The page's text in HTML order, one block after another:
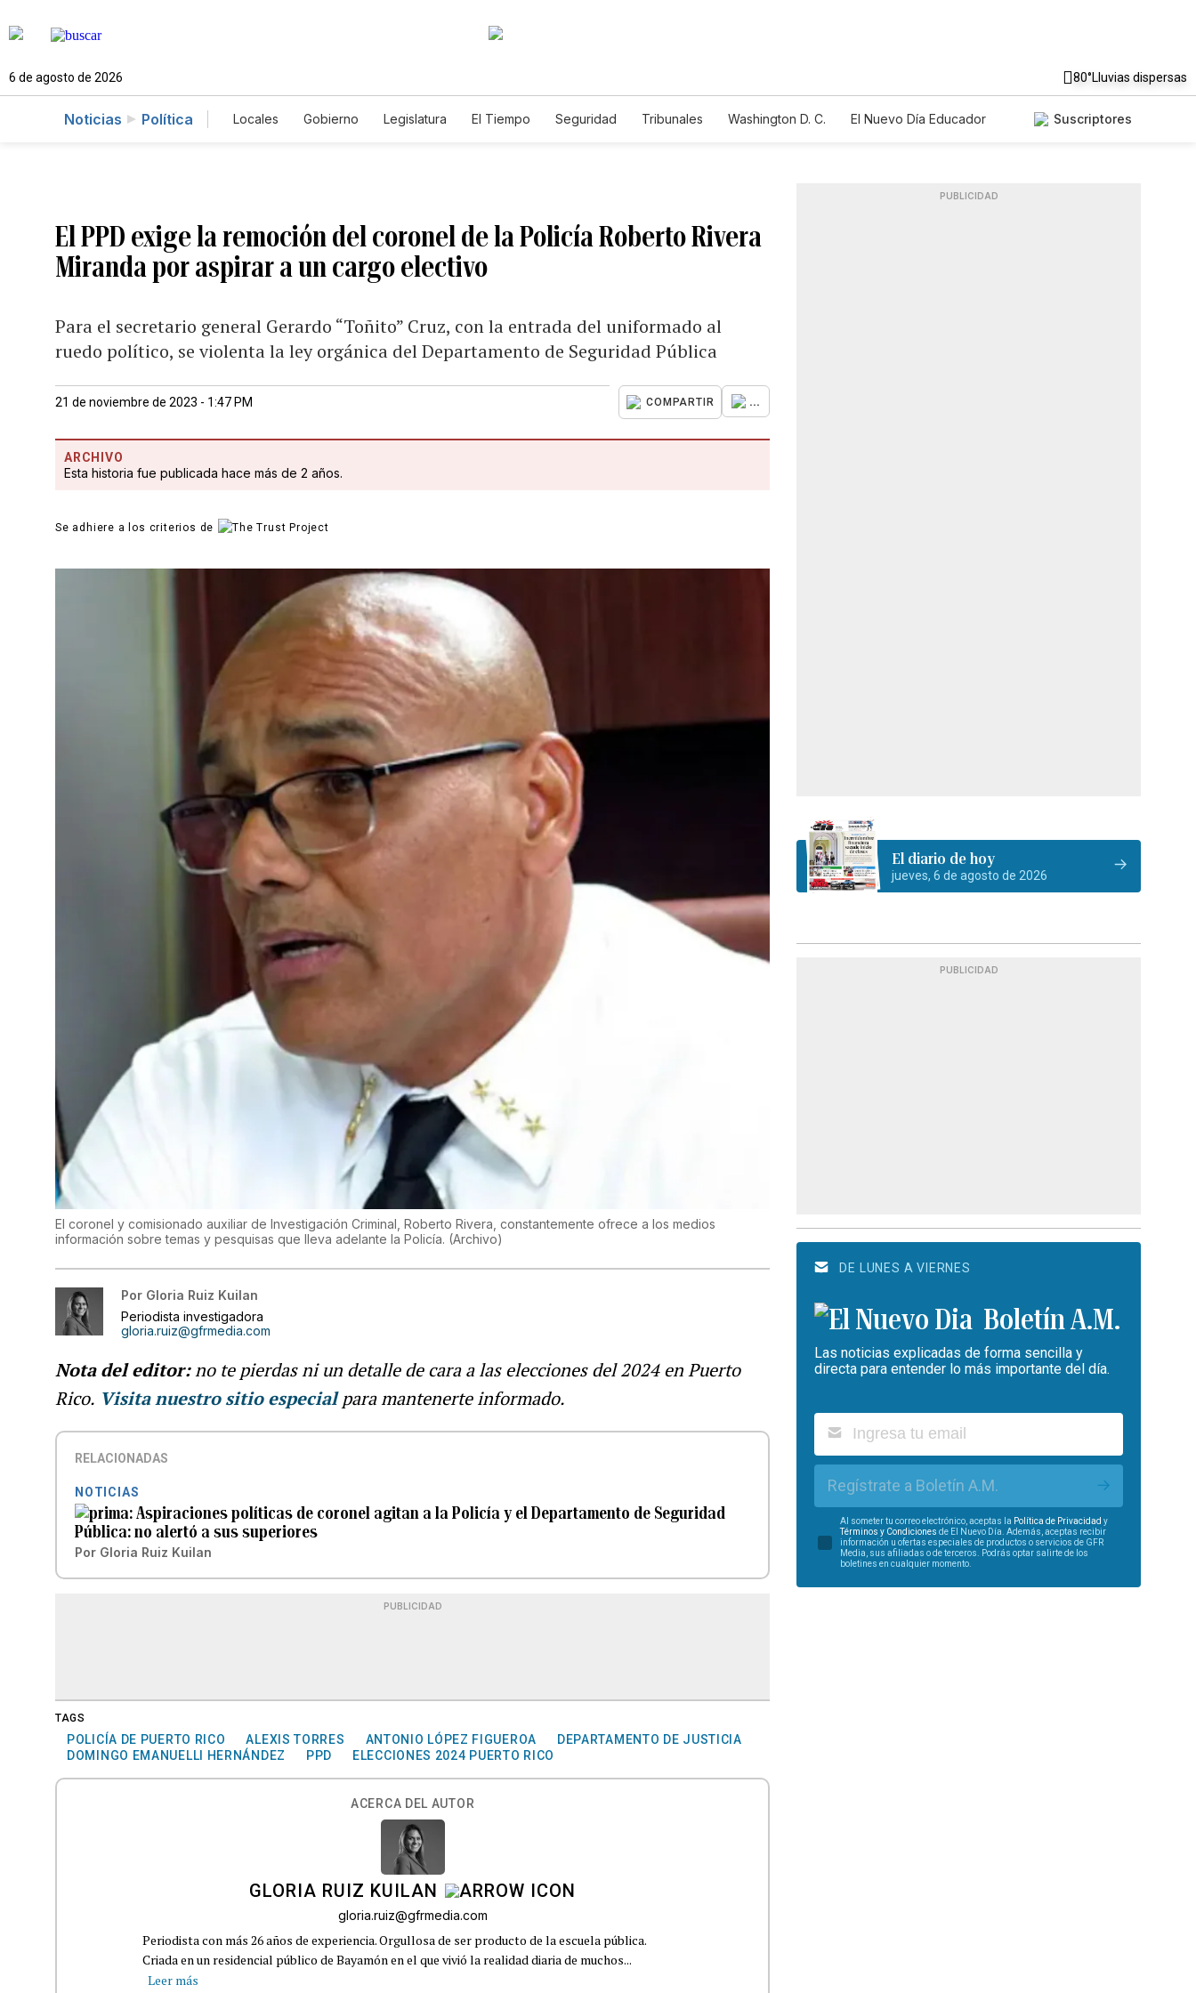
6 de agosto de 2026 80°Lluvias dispersas
Noticias Política Locales Gobierno Legislatura El Tiempo Seguridad Tribunales Washington D. C.
El Nuevo Día Educador
Suscriptores
El PPD exige la remoción del coronel de la Policía Roberto Rivera
Miranda por aspirar a un cargo electivo
Para el secretario general Gerardo “Toñito” Cruz, con la entrada del uniformado al
ruedo político, se violenta la ley orgánica del Departamento de Seguridad Pública
21 de noviembre de 2023 - 1:47 PM COMPARTIR ...
ARCHIVO
Esta historia fue publicada hace más de 2 años.
Se adhiere a los criterios de
El coronel y comisionado auxiliar de Investigación Criminal, Roberto Rivera, constantemente ofrece a los medios
información sobre temas y pesquisas que lleva adelante la Policía. (Archivo)
Por Gloria Ruiz Kuilan
Periodista investigadora
gloria.ruiz@gfrmedia.com
Nota del editor:no te pierdas ni un detalle de cara a las elecciones del 2024 en Puerto
Rico. Visita nuestro sitio especialpara mantenerte informado.
RELACIONADAS
NOTICIAS
Aspiraciones políticas de coronel agitan a la Policía y el Departamento de Seguridad
Pública: no alertó a sus superiores
Por Gloria Ruiz Kuilan
PUBLICIDAD
TAGS
POLICÍA DE PUERTO RICO ALEXIS TORRES ANTONIO LÓPEZ FIGUEROA
DEPARTAMENTO DE JUSTICIA
DOMINGO EMANUELLI HERNÁNDEZ
PPD ELECCIONES 2024 PUERTO RICO
ACERCA DEL AUTOR
GLORIA RUIZ KUILAN
gloria.ruiz@gfrmedia.com
Periodista con más 26 años de experiencia. Orgullosa de ser producto de la escuela pública.
Criada en un residencial público de Bayamón en el que vivió la realidad diaria de muchos...
Leer más
PUBLICIDAD
El diario de hoy
jueves, 6 de agosto de 2026
PUBLICIDAD
DE LUNES A VIERNES
Boletín A.M.
Las noticias explicadas de forma sencilla y
directa para entender lo más importante del día.
Regístrate a Boletín A.M.
Al someter tu correo electrónico, aceptas la Política de Privacidad y
Términos y Condiciones de El Nuevo Día. Además, aceptas recibir
información u ofertas especiales de productos o servicios de GFR
Media, sus afiliadas o de terceros. Podrás optar salirte de los
boletines en cualquier momento.